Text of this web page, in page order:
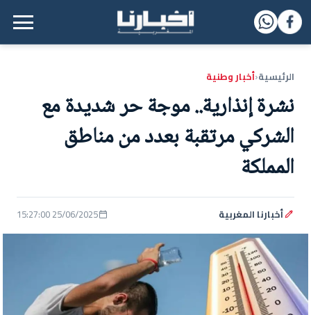
القائمة الرئيسية
الرئيسية‹أخبار وطنية
نشرة إنذارية.. موجة حر شديدة مع
الشركي مرتقبة بعدد من مناطق
المملكة
أخبارنا المغربية 25/06/2025 15:27:00